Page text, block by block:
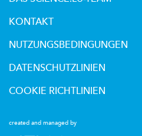
created and managed by
KONTAKT
NUTZUNGSBEDINGUNGEN
DATENSCHUTZLINIEN
COOKIE RICHTLINIEN